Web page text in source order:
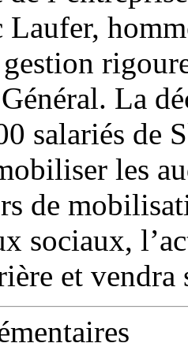
La
salariés de
les
de
sociaux,
et